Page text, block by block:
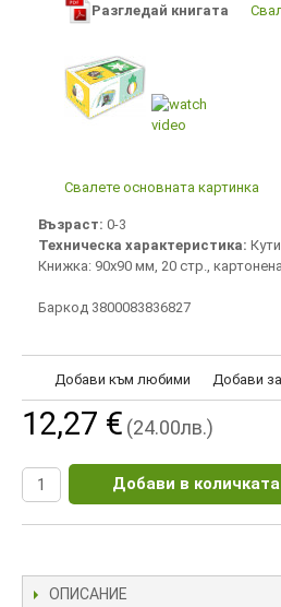
Разгледай книгата
Свалете основната картинка
Възраст: 0-3
Техническа характеристика:
Книжка: 90х90 мм, 20 стр., картонена
Баркод 3800083836827
Добави към любими Добави
12,27 € (24.00лв.)
Добави в количката
ОПИСАНИЕ